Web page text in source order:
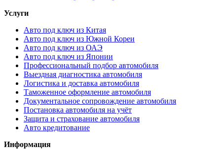
Услуги
Авто под ключ из Китая
Авто под ключ из Южной Кореи
Авто под ключ из ОАЭ
Авто под ключ из Японии
Профессиональный подбор автомобиля
Выездная диагностика автомобиля
Логистика и доставка автомобиля
Таможенное оформление автомобиля
Документальное сопровождение автомобиля
Постановка автомобиля на учёт
Защита и страхование автомобиля
Авто кредитование
Информация